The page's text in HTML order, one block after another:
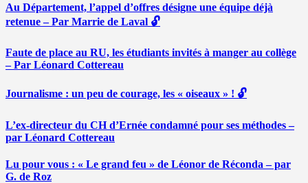
Au Département, l’appel d’offres désigne une équipe déjà
retenue – Par Marrie de Laval 🔓
Faute de place au RU, les étudiants invités à manger au collège
– Par Léonard Cottereau
Journalisme : un peu de courage, les « oiseaux » ! 🔓
L’ex-directeur du CH d’Ernée condamné pour ses méthodes –
par Léonard Cottereau
Lu pour vous : « Le grand feu » de Léonor de Réconda – par
G. de Roz